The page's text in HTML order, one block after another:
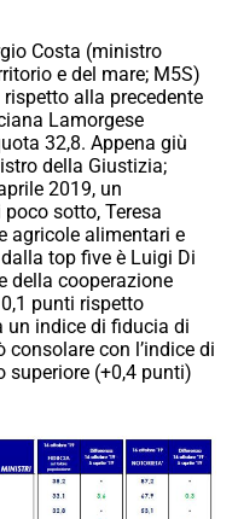
Costa (ministro
e del mare; M5S)
alla precedente
Lamorgese
32,8. Appena giù
della Giustizia;
2019, un
sotto, Teresa
agricole alimentari e
top five è Luigi Di
della cooperazione
punti rispetto
un indice di fiducia di
consolare con l’indice di
superiore (+0,4 punti)